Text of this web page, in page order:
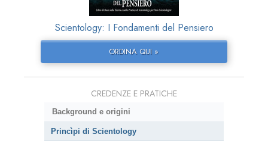
Scientology: I Fondamenti del Pensiero
ORDINA QUI »
CREDENZE E PRATICHE
Background e origini
Princìpi di Scientology